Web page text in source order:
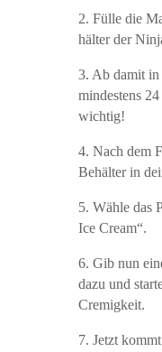
2. Fül­le die
häl­ter der
3. Ab damit
min­des­tens
wichtig!
4. Nach dem
Behäl­ter in
5. Wäh­le das
Ice Cream“.
6. Gib nun
dazu und
Cremigkeit.
7. Jetzt